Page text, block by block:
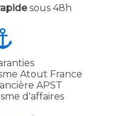
sous 48h
Atout France
APST
d'affaires